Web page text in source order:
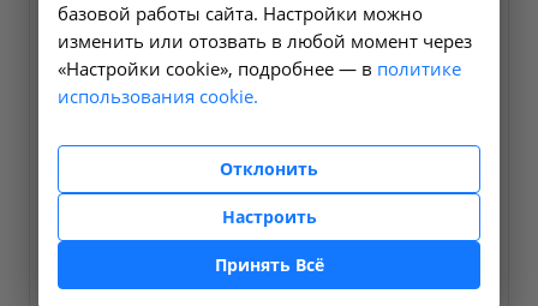
Должность
Запись онлайн
+7 (495) 320-77-97 info@niicm.ru
базовой работы сайта. Настройки можно
изменить или отозвать в любой момент через
«Настройки cookie», подробнее — в политике
использования cookie.
Отклонить
Настроить
Принять Всё